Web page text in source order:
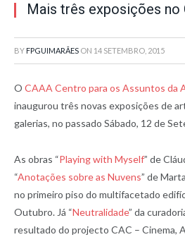
Mais três exposições no
BY FPGUIMARÃES ON 14 SETEMBRO, 2015
O CAAA Centro para os Assuntos da
inaugurou três novas exposições de
galerias, no passado Sábado, 12 de
As obras “Playing with Myself” de
“Anotações sobre as Nuvens” de
no primeiro piso do multifacetado
Outubro. Já “Neutralidade” da
resultado do projecto CAC – Cinema,